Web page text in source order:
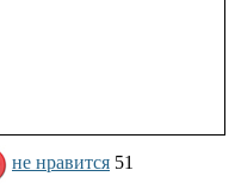
не нравится 51